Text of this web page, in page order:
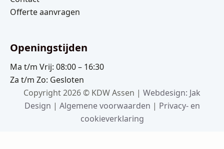
Offerte aanvragen
Openingstijden
Ma t/m Vrij: 08:00 – 16:30
Za t/m Zo: Gesloten
Copyright 2026 © KDW Assen | Webdesign: Jak
Design | Algemene voorwaarden | Privacy- en
cookieverklaring